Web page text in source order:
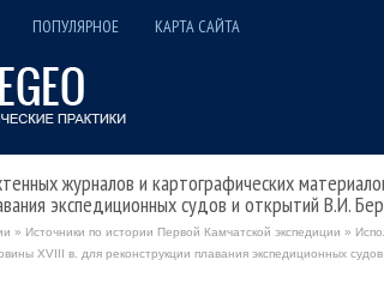
ПОПУЛЯРНОЕ КАРТА САЙТА
журналов и картографических
экспедиционных судов и открытий В.И.
» Источники по истории Первой Камчатской экспедиции »
XVIII в. для реконструкции плавания экспедиционных